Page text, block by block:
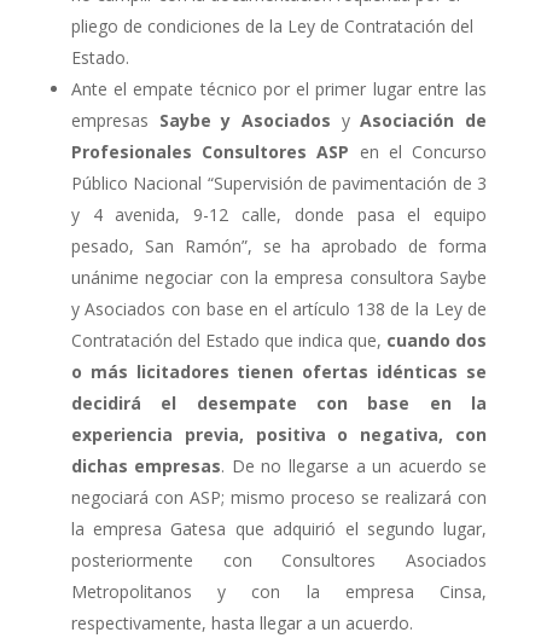
pliego de condiciones de la Ley de Contratación del
Estado.
Ante el empate técnico por el primer lugar entre las
empresas Saybe y Asociados yAsociación de
Profesionales Consultores ASP en el Concurso
Público Nacional “Supervisión de pavimentación de 3
y 4 avenida, 9-12 calle, donde pasa el equipo
pesado, San Ramón”, se ha aprobado de forma
unánime negociar con la empresa consultora Saybe
y Asociados con base en el artículo 138 de la Ley de
Contratación del Estado que indica que, cuando dos
o más licitadores tienen ofertas idénticas se
decidirá el desempate con base en la
experiencia previa, positiva o negativa, con
dichas empresas. De no llegarse a un acuerdo se
negociará con ASP; mismo proceso se realizará con
la empresa Gatesa que adquirió el segundo lugar,
posteriormente con Consultores Asociados
Metropolitanos y con la empresa Cinsa,
respectivamente, hasta llegar a un acuerdo.